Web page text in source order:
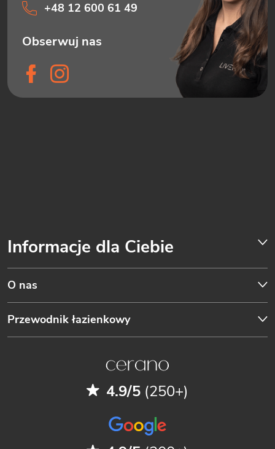
Informacje dla Ciebie
O nas
Przewodnik łazienkowy
+48 12 600 61 49
4.9/5 (250+)